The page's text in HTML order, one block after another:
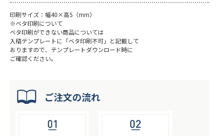
印刷サイズ：幅40×高5（mm）
※ベタ印刷について
ベタ印刷ができない商品については
入稿テンプレートに「ベタ印刷不可」と記載して
おりますので、テンプレートダウンロード時に
ご確認ください。
ご注文の流れ